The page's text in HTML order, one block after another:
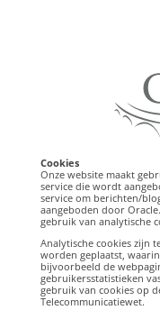
Cookies
Onze website maakt
service die wordt
service om berichten/
aangeboden door
gebruik van analytische
Analytische cookies zijn
worden geplaatst,
bijvoorbeeld de
gebruikersstatistieken
gebruik van cookies op
Telecommunicatiewet.